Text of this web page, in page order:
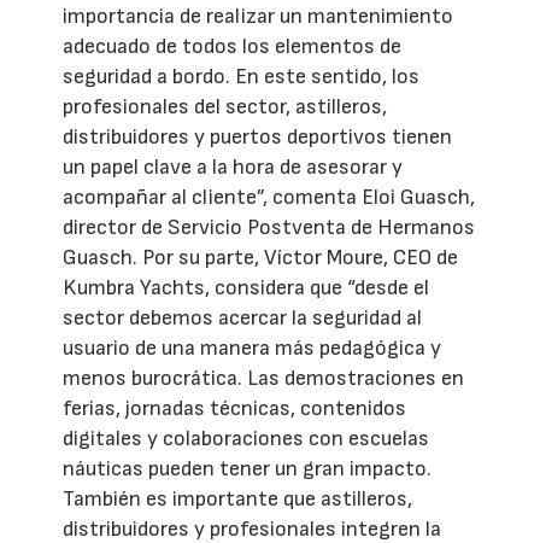
importancia de realizar un mantenimiento
adecuado de todos los elementos de
seguridad a bordo. En este sentido, los
profesionales del sector, astilleros,
distribuidores y puertos deportivos tienen
un papel clave a la hora de asesorar y
acompañar al cliente”, comenta Eloi Guasch,
director de Servicio Postventa de Hermanos
Guasch. Por su parte, Víctor Moure, CEO de
Kumbra Yachts, considera que “desde el
sector debemos acercar la seguridad al
usuario de una manera más pedagógica y
menos burocrática. Las demostraciones en
ferias, jornadas técnicas, contenidos
digitales y colaboraciones con escuelas
náuticas pueden tener un gran impacto.
También es importante que astilleros,
distribuidores y profesionales integren la